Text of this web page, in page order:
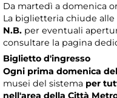
Da martedì a domenica
La biglietteria chiude alle
N.B. per eventuali
consultare la pagina
Biglietto d'ingresso
Ogni prima domenica
musei del sistema per
nell'area della Città